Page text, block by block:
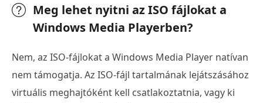
Meg lehet nyitni az ISO fájlokat a
Windows Media Playerben?
Nem, az ISO-fájlokat a Windows Media Player natívan
nem támogatja. Az ISO-fájl tartalmának lejátszásához
virtuális meghajtóként kell csatlakoztatnia, vagy ki